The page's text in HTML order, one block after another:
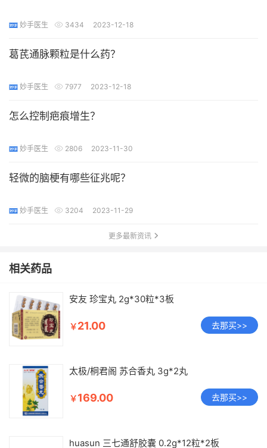
妙手医生 3434 2023-12-18
葛芪通脉颗粒是什么药？
妙手医生 7977 2023-12-18
怎么控制疤痕增生？
妙手医生 2806 2023-11-30
轻微的脑梗有哪些征兆呢？
妙手医生 3204 2023-11-29
更多最新资讯
相关药品
安友 珍宝丸 2g*30粒*3板
￥21.00 去那买>>
太极/桐君阁 苏合香丸 3g*2丸
￥169.00 去那买>>
huasun 三七通舒胶囊 0.2g*12粒*2板